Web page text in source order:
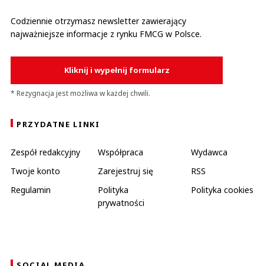
Codziennie otrzymasz newsletter zawierający
najważniejsze informacje z rynku FMCG w Polsce.
Kliknij i wypełnij formularz
* Rezygnacja jest możliwa w każdej chwili.
PRZYDATNE LINKI
Zespół redakcyjny Współpraca
Wydawca
Twoje konto
Zarejestruj się
RSS
Regulamin
Polityka
prywatności
Polityka cookies